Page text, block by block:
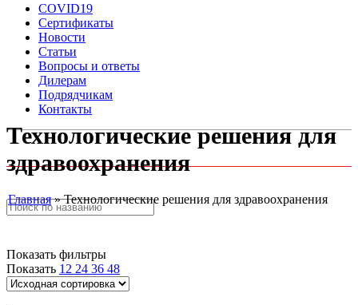
COVID19
Сертификаты
Новости
Статьи
Вопросы и ответы
Дилерам
Подрядчикам
Контакты
Технологические решения для
здравоохранения
Главная»Технологические решения для здравоохранения
Технологические решения для здравоохранения
УФ - Мебель(1)
Показать фильтры
Показать 12 24 36 48